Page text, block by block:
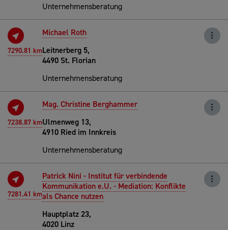
Unternehmensberatung
7290.81 km
Michael Roth
Leitnerberg 5,
4490 St. Florian
Unternehmensberatung
7238.87 km
Mag. Christine Berghammer
Ulmenweg 13,
4910 Ried im Innkreis
Unternehmensberatung
7281.41 km
Patrick Nini - Institut für verbindende
Kommunikation e.U. - Mediation: Konflikte
als Chance nutzen
Hauptplatz 23,
4020 Linz